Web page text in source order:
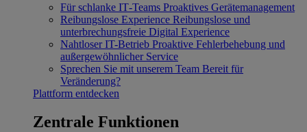
Für schlanke IT‐Teams Proaktives Gerätemanagement
Reibungslose Experience Reibungslose und
unterbrechungsfreie Digital Experience
Nahtloser IT-Betrieb Proaktive Fehlerbehebung und
außergewöhnlicher Service
Sprechen Sie mit unserem Team Bereit für
Veränderung?
Plattform entdecken
Zentrale Funktionen